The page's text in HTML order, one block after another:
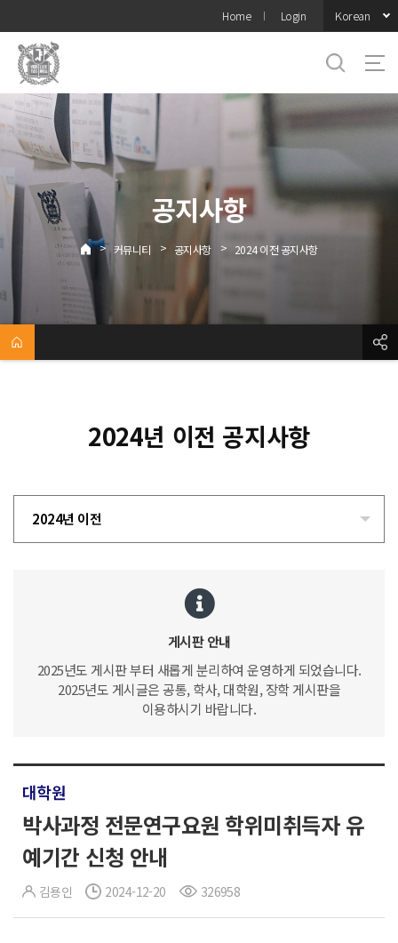
메뉴
Home Login Korean
공지사항
> 커뮤니티 > 공지사항 > 2024 이전 공지사항
2024년 이전 공지사항
2024년 이전
게시판 안내
2025년도 게시판 부터 새롭게 분리하여 운영하게 되었습니다.
2025년도 게시글은 공통, 학사, 대학원, 장학 게시판을
이용하시기 바랍니다.
대학원
박사과정 전문연구요원 학위미취득자 유
예기간 신청 안내
김용인 2024-12-20 326958